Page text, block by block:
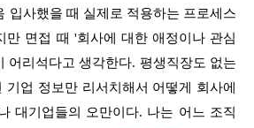
입사했을 때 실제로 적용하는 프로세스
만 면접 때 '회사에 대한 애정이나 관심
어리석다고 생각한다. 평생직장도 없는
기업 정보만 리서치해서 어떻게 회사에
대기업들의 오만이다. 나는 어느 조직